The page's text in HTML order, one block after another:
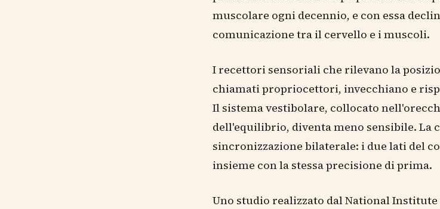
muscolare ogni decennio, e con essa
comunicazione tra il cervello e i muscoli.
I recettori sensoriali che rilevano la
chiamati propriocettori, invecchiano e
Il sistema vestibolare, collocato
dell'equilibrio, diventa meno sensibile. La
sincronizzazione bilaterale: i due lati del
insieme con la stessa precisione di prima.
Uno studio realizzato dal National